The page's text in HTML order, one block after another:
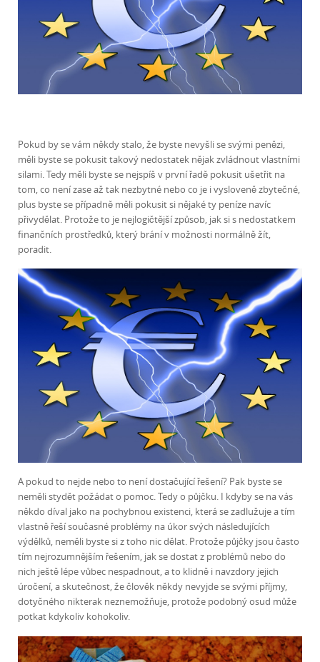
Pokud by se vám někdy stalo, že byste nevyšli se svými penězi,
měli byste se pokusit takový nedostatek nějak zvládnout vlastními
silami. Tedy měli byste se nejspíš v první řadě pokusit ušetřit na
tom, co není zase až tak nezbytné nebo co je i vysloveně zbytečné,
plus byste se případně měli pokusit si nějaké ty peníze navíc
přivydělat. Protože to je nejlogičtější způsob, jak si s nedostatkem
finančních prostředků, který brání v možnosti normálně žít,
poradit.
A pokud to nejde nebo to není dostačující řešení? Pak byste se
neměli stydět požádat o pomoc. Tedy o půjčku. I kdyby se na vás
někdo díval jako na pochybnou existenci, která se zadlužuje a tím
vlastně řeší současné problémy na úkor svých následujících
výdělků, neměli byste si z toho nic dělat. Protože půjčky jsou často
tím nejrozumnějším řešením, jak se dostat z problémů nebo do
nich ještě lépe vůbec nespadnout, a to klidně i navzdory jejich
úročení, a skutečnost, že člověk někdy nevyjde se svými příjmy,
dotyčného nikterak neznemožňuje, protože podobný osud může
potkat kdykoliv kohokoliv.